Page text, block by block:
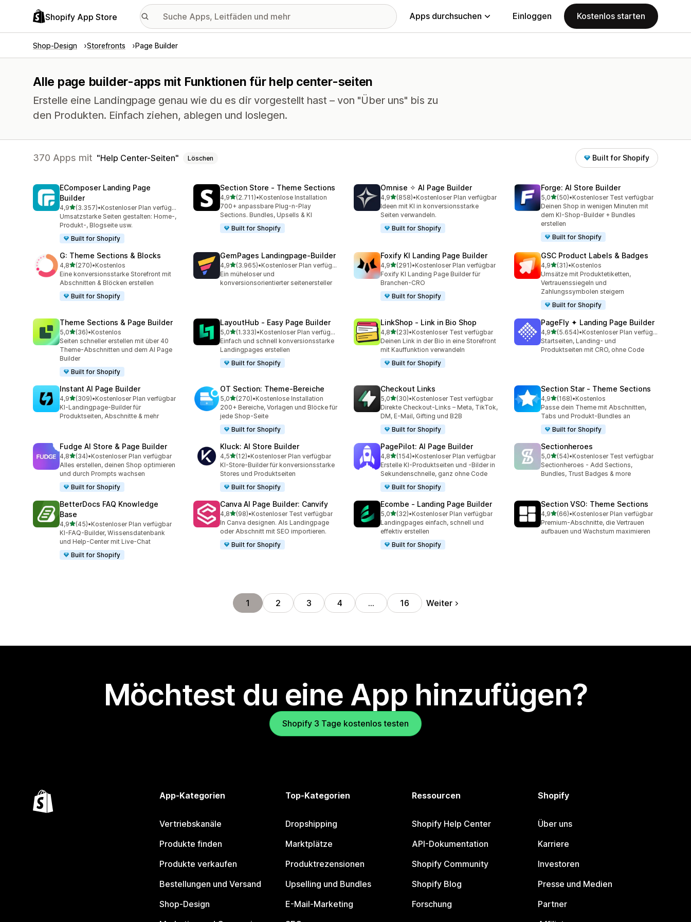
Shopify App Store Apps durchsuchen Einloggen Kostenlos starten
Shop-Design Storefronts Page Builder
Alle page builder-apps mit Funktionen für help center-seiten
Erstelle eine Landingpage genau wie du es dir vorgestellt hast – von "Über uns" bis zu
den Produkten. Einfach ziehen, ablegen und loslegen.
370 Apps mit Help Center-Seiten Löschen Built for Shopify
EComposer Landing Page
Builder
4,9von 5 Sternen
(3.357)
3357 Rezensionen insgesamt
•
Kostenloser Plan verfügbar
Umsatzstarke Seiten gestalten: Home-,
Produkt-, Blogseite usw.
Built for Shopify
Section Store ‑ Theme Sections
4,9von 5 Sternen
(2.711)
2711 Rezensionen insgesamt
•Kostenlose Installation
700+ anpassbare Plug-n-Play
Sections. Bundles, Upsells & KI
Built for Shopify
Omnise ✧ AI Page Builder
4,9von 5 Sternen
(858)
858 Rezensionen insgesamt
•Kostenloser Plan verfügbar
Ideen mit KI in konversionsstarke
Seiten verwandeln.
Built for Shopify
Forge: AI Store Builder
5,0von 5 Sternen
(50)
50 Rezensionen insgesamt
•Kostenloser Test verfügbar
Deinen Shop in wenigen Minuten mit
dem KI-Shop-Builder + Bundles
erstellen
Built for Shopify
G: Theme Sections & Blocks
4,8von 5 Sternen
(270)
270 Rezensionen insgesamt
•Kostenlos
Eine konversionsstarke Storefront mit
Abschnitten & Blöcken erstellen
Built for Shopify
GemPages Landingpage‑Builder
4,9von 5 Sternen
(3.965)
3965 Rezensionen insgesamt
•
Kostenloser Plan verfügbar
Ein müheloser und
konversionsorientierter seitenersteller
Foxify KI Landing Page Builder
4,9von 5 Sternen
(291)
291 Rezensionen insgesamt
•Kostenloser Plan verfügbar
Foxify KI Landing Page Builder für
Branchen-CRO
Built for Shopify
GSC Product Labels & Badges
4,9von 5 Sternen
(31)
31 Rezensionen insgesamt
•Kostenlos
Umsätze mit Produktetiketten,
Vertrauenssiegeln und
Zahlungssymbolen steigern
Built for Shopify
Theme Sections & Page Builder
5,0von 5 Sternen
(36)
36 Rezensionen insgesamt
•Kostenlos
Seiten schneller erstellen mit über 40
Theme-Abschnitten und dem AI Page
Builder
Built for Shopify
LayoutHub ‑ Easy Page Builder
5,0von 5 Sternen
(1.333)
1333 Rezensionen insgesamt
•
Kostenloser Plan verfügbar
Einfach und schnell konversionsstarke
Landingpages erstellen
Built for Shopify
LinkShop ‑ Link in Bio Shop
4,8von 5 Sternen
(23)
23 Rezensionen insgesamt
•Kostenloser Test verfügbar
Deinen Link in der Bio in eine Storefront
mit Kauffunktion verwandeln
Built for Shopify
PageFly ✦ Landing Page Builder
4,9von 5 Sternen
(5.654)
5654 Rezensionen insgesamt
•
Kostenloser Plan verfügbar
Startseiten, Landing- und
Produktseiten mit CRO, ohne Code
Instant AI Page Builder
4,9von 5 Sternen
(309)
309 Rezensionen insgesamt
•Kostenloser Plan verfügbar
KI-Landingpage-Builder für
Produktseiten, Abschnitte & mehr
OT Section: Theme‑Bereiche
5,0von 5 Sternen
(270)
270 Rezensionen insgesamt
•Kostenlose Installation
200+ Bereiche, Vorlagen und Blöcke für
jede Shop-Seite
Built for Shopify
Checkout Links
5,0von 5 Sternen
(30)
30 Rezensionen insgesamt
•Kostenloser Test verfügbar
Direkte Checkout-Links – Meta, TikTok,
DM, E-Mail, Gifting und B2B
Built for Shopify
Section Star ‑ Theme Sections
4,9von 5 Sternen
(168)
168 Rezensionen insgesamt
•Kostenlos
Passe dein Theme mit Abschnitten,
Tabs und Produkt-Bundles an
Built for Shopify
Fudge AI Store & Page Builder
4,8von 5 Sternen
(34)
34 Rezensionen insgesamt
•Kostenloser Plan verfügbar
Alles erstellen, deinen Shop optimieren
und durch Prompts wachsen
Built for Shopify
Kluck: AI Store Builder
4,5von 5 Sternen
(12)
12 Rezensionen insgesamt
•Kostenloser Plan verfügbar
KI-Store-Builder für konversionsstarke
Stores und Produktseiten
Built for Shopify
PagePilot: AI Page Builder
4,8von 5 Sternen
(154)
154 Rezensionen insgesamt
•Kostenloser Plan verfügbar
Erstelle KI-Produktseiten und -Bilder in
Sekundenschnelle, ganz ohne Code
Built for Shopify
Sectionheroes
5,0von 5 Sternen
(54)
54 Rezensionen insgesamt
•Kostenloser Test verfügbar
Sectionheroes - Add Sections,
Bundles, Trust Badges & more
BetterDocs FAQ Knowledge
Base
4,9von 5 Sternen
(45)
45 Rezensionen insgesamt
•Kostenloser Plan verfügbar
KI-FAQ-Builder, Wissensdatenbank
und Help-Center mit Live-Chat
Built for Shopify
Canva AI Page Builder: Canvify
4,8von 5 Sternen
(98)
98 Rezensionen insgesamt
•Kostenloser Test verfügbar
In Canva designen. Als Landingpage
oder Abschnitt mit SEO importieren.
Built for Shopify
Ecombe ‑ Landing Page Builder
5,0von 5 Sternen
(32)
32 Rezensionen insgesamt
•Kostenloser Plan verfügbar
Landingpages einfach, schnell und
effektiv erstellen
Built for Shopify
Section VSO: Theme Sections
4,9von 5 Sternen
(66)
66 Rezensionen insgesamt
•Kostenloser Plan verfügbar
Premium-Abschnitte, die Vertrauen
aufbauen und Wachstum maximieren
1 2 3 4 … 16 Weiter
Möchtest du eine App hinzufügen?
Shopify 3 Tage kostenlos testen
App-Kategorien
Vertriebskanäle
Produkte finden
Produkte verkaufen
Bestellungen und Versand
Shop-Design
Top-Kategorien
Dropshipping
Marktplätze
Produktrezensionen
Upselling und Bundles
E-Mail-Marketing
Ressourcen
Shopify Help Center
API-Dokumentation
Shopify Community
Shopify Blog
Forschung
Shopify
Über uns
Karriere
Investoren
Presse und Medien
Partner